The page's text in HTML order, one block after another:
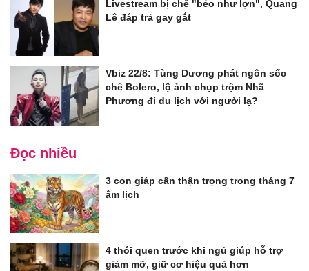
Livestream bị chê "béo như lợn", Quang
Lê đáp trả gay gắt
Vbiz 22/8: Tùng Dương phát ngôn sốc
chê Bolero, lộ ảnh chụp trộm Nhã
Phương đi du lịch với người lạ?
Đọc nhiều
3 con giáp cần thận trọng trong tháng 7
âm lịch
4 thói quen trước khi ngủ giúp hỗ trợ
giảm mỡ, giữ cơ hiệu quả hơn